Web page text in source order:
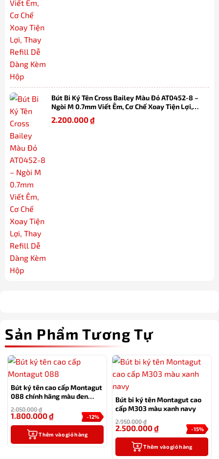
Bút Bi Ký Tên Cross Bailey Màu Đỏ AT0452-8 –
Ngòi M 0.7mm Viết Êm, Cơ Chế Xoay Tiện Lợi,
Thay Refill Dễ Dàng Kèm Hộp
2.200.000₫
Sản Phẩm Tương Tự
Bút ký tên cao cấp Montagut
088 chính hãng màu đen
2.050.000₫
-12%
1.800.000₫
Thêm vào giỏ hàng
Bút bi ký tên Montagut cao
cấp M303 màu xanh navy
2.950.000₫
-15%
2.500.000₫
Thêm vào giỏ hàng